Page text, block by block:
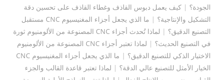
الجودة؟ | كيف يعمل دبوس القاذف وغطاء القاذف على تحسين دقة
التشكيل والإنتاجية؟ |
ما الذي يجعل أجزاء المغنيسيوم CNC مستقبل
التصنيع الدقيق؟ |
لماذا تُحدث أجزاء CNC المصنوعة من الألومنيوم ثورة
في التصنيع الحديث؟ |
لماذا تعتبر أجزاء CNC المصنوعة من الألومنيوم
الاختيار الذكي للتصنيع الدقيق؟ |
ما الذي يجعل أجزاء المغنيسيوم CNC
الخيار الأمثل للتصنيع عالي الدقة؟ | لماذا تعتبر قاعدة القالب والجزء